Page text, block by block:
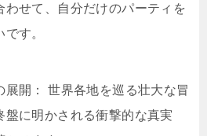
わせて、自分だけのパーティを
す。
展開： 世界各地を巡る壮大な冒
盤に明かされる衝撃的な真実